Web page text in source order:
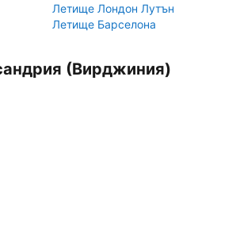
Летище Лондон Лутън
Летище Барселона
(Вирджиния)